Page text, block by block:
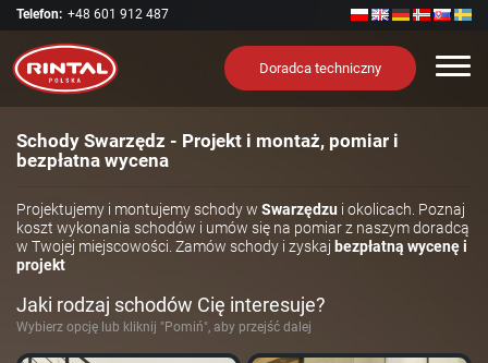
Telefon: +48 601 912 487
Doradca techniczny
Schody Swarzędz - Projekt i montaż, pomiar i
bezpłatna wycena
Projektujemy i montujemy schody w Swarzędzu i okolicach. Poznaj
koszt wykonania schodów i umów się na pomiar z naszym doradcą
w Twojej miejscowości. Zamów schody i zyskaj bezpłatną wycenę i
projekt
Jaki rodzaj schodów Cię interesuje?
Wybierz opcję lub kliknij "Pomiń", aby przejść dalej